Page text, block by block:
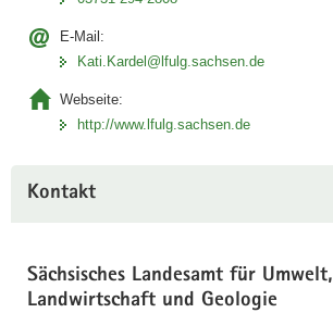
E-Mail:
Kati.Kardel@lfulg.sachsen.de
Webseite:
http://www.lfulg.sachsen.de
Kontakt
Sächsisches Landesamt für Umwelt,
Landwirtschaft und Geologie